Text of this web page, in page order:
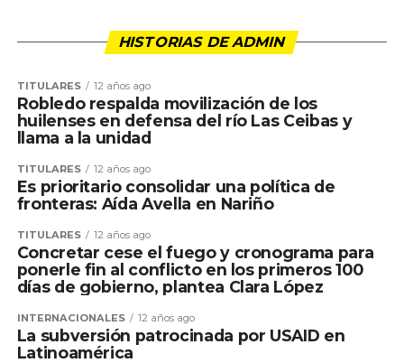
HISTORIAS DE ADMIN
TITULARES 12 años ago
Robledo respalda movilización de los
huilenses en defensa del río Las Ceibas y
llama a la unidad
TITULARES 12 años ago
Es prioritario consolidar una política de
fronteras: Aída Avella en Nariño
TITULARES 12 años ago
Concretar cese el fuego y cronograma para
ponerle fin al conflicto en los primeros 100
días de gobierno, plantea Clara López
INTERNACIONALES 12 años ago
La subversión patrocinada por USAID en
Latinoamérica